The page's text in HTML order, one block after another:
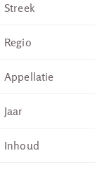
Streek
Regio
Appellatie
Jaar
Inhoud